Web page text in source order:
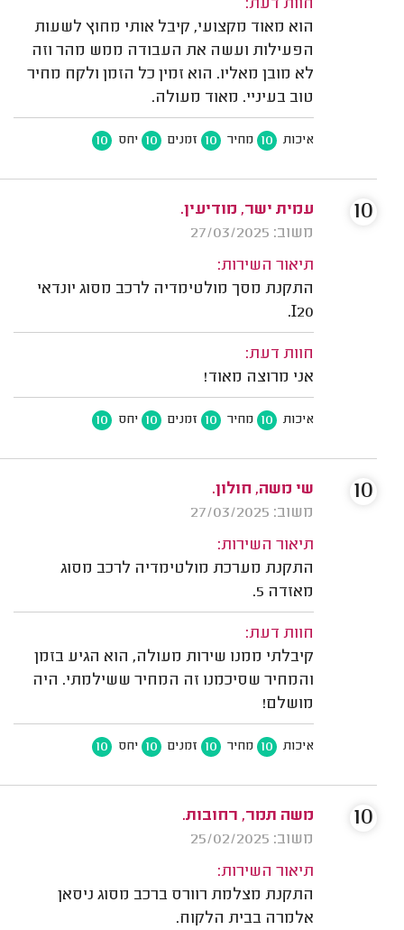
חוות דעת:
הוא מאוד מקצועי, קיבל אותי מחוץ לשעות
הפעילות ועשה את העבודה ממש מהר וזה
לא מובן מאליו. הוא זמין כל הזמן ולקח מחיר
טוב בעיניי. מאוד מעולה.
איכות 10 מחיר 10 זמנים 10 יחס 10
עמית ישר, מודיעין.
משוב: 27/03/2025
תיאור השירות:
התקנת מסך מולטימדיה לרכב מסוג יונדאי
I20.
חוות דעת:
אני מרוצה מאוד!
איכות 10 מחיר 10 זמנים 10 יחס 10
10
שי משה, חולון.
משוב: 27/03/2025
תיאור השירות:
התקנת מערכת מולטימדיה לרכב מסוג
מאזדה 5.
חוות דעת:
קיבלתי ממנו שירות מעולה, הוא הגיע בזמן
והמחיר שסיכמנו זה המחיר ששילמתי. היה
מושלם!
איכות 10 מחיר 10 זמנים 10 יחס 10
10
משה תמר, רחובות.
משוב: 25/02/2025
תיאור השירות:
התקנת מצלמת רוורס ברכב מסוג ניסאן
אלמרה בבית הלקוח.
10